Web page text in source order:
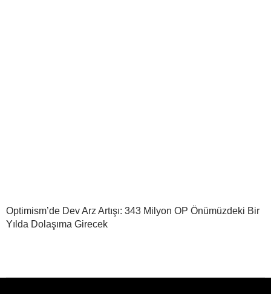
Optimism’de Dev Arz Artışı: 343 Milyon OP Önümüzdeki Bir
Yılda Dolaşıma Girecek